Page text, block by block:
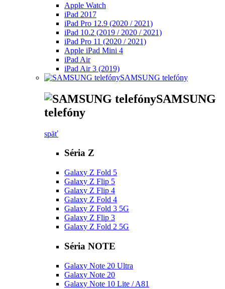
Apple Watch
iPad 2017
iPad Pro 12.9 (2020 / 2021)
iPad 10.2 (2019 / 2020 / 2021)
iPad Pro 11 (2020 / 2021)
Apple iPad Mini 4
iPad Air
iPad Air 3 (2019)
SAMSUNG telefóny
SAMSUNG
telefóny
späť
Séria Z
Galaxy Z Fold 5
Galaxy Z Flip 5
Galaxy Z Flip 4
Galaxy Z Fold 4
Galaxy Z Fold 3 5G
Galaxy Z Flip 3
Galaxy Z Fold 2 5G
Séria NOTE
Galaxy Note 20 Ultra
Galaxy Note 20
Galaxy Note 10 Lite / A81